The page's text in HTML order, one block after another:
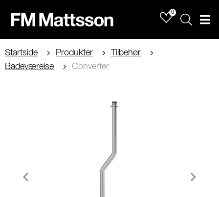
0
Sök
Startside Produkter
Tilbehør
Badeværelse
Converter